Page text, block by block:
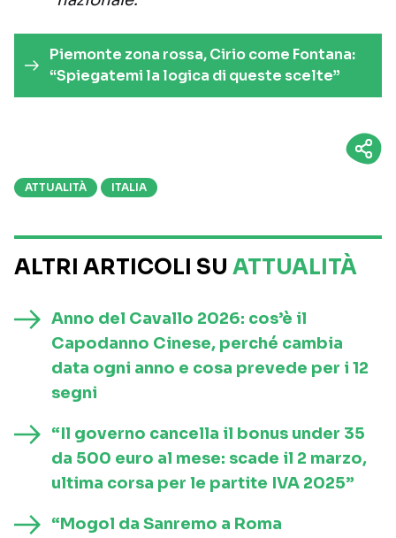
Piemonte zona rossa, Cirio come Fontana:
“Spiegatemi la logica di queste scelte”
ATTUALITÀ ITALIA
ALTRI ARTICOLI SU ATTUALITÀ
Anno del Cavallo 2026: cos’è il
Capodanno Cinese, perché cambia
data ogni anno e cosa prevede per i 12
segni
“Il governo cancella il bonus under 35
da 500 euro al mese: scade il 2 marzo,
ultima corsa per le partite IVA 2025”
“Mogol da Sanremo a Roma